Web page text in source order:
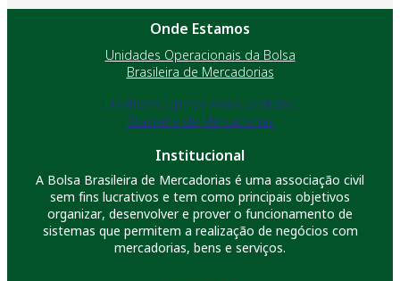
Onde Estamos
Unidades Operacionais da Bolsa
Brasileira de Mercadorias
Unidades Operacionais da Bolsa
Brasileira de Mercadorias
Institucional
A Bolsa Brasileira de Mercadorias é uma associação civil
sem fins lucrativos e tem como principais objetivos
organizar, desenvolver e prover o funcionamento de
sistemas que permitem a realização de negócios com
mercadorias, bens e serviços.